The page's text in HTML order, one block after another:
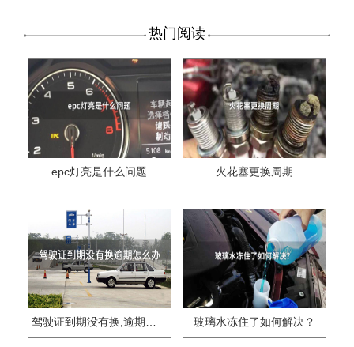
热门阅读
epc灯亮是什么问题 火花塞更换周期
驾驶证到期没有换,逾期怎么办?? 玻璃水冻住了如何解决？